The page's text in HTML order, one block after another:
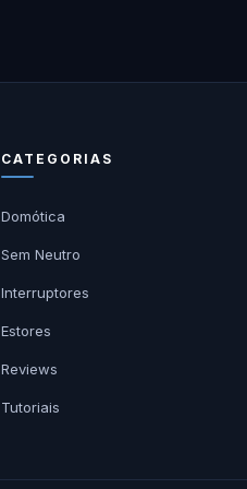
CATEGORIAS
Domótica
Sem Neutro
Interruptores
Estores
Reviews
Tutoriais